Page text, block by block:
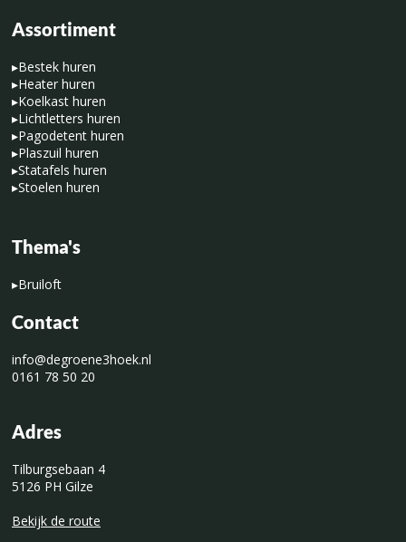
Assortiment
▸Bestek huren
▸Heater huren
▸Koelkast huren
▸Lichtletters huren
▸Pagodetent huren
▸Plaszuil huren
▸Statafels huren
▸Stoelen huren
Thema's
▸Bruiloft
Contact
info@degroene3hoek.nl
0161 78 50 20
Adres
Tilburgsebaan 4
5126 PH Gilze
Bekijk de route